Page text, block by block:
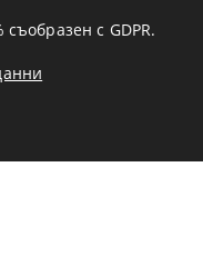
с GDPR.